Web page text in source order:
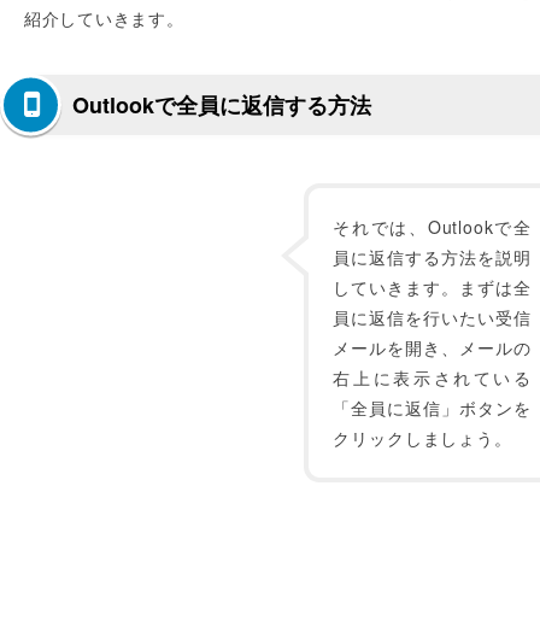
紹介していきます。
Outlookで全員に返信する方法
それでは、Outlookで全
員に返信する方法を説明
していきます。まずは全
員に返信を行いたい受信
メールを開き、メールの
右上に表示されている
「全員に返信」ボタンを
クリックしましょう。